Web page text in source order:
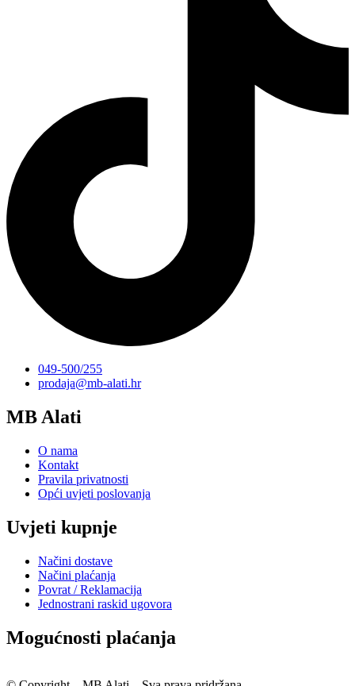
049-500/255
prodaja@mb-alati.hr
MB Alati
O nama
Kontakt
Pravila privatnosti
Opći uvjeti poslovanja
Uvjeti kupnje
Načini dostave
Načini plaćanja
Povrat / Reklamacija
Jednostrani raskid ugovora
Mogućnosti plaćanja